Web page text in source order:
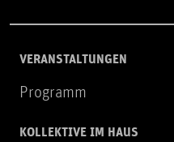
VERANSTALTUNGEN
Programm
KOLLEKTIVE IM HAUS